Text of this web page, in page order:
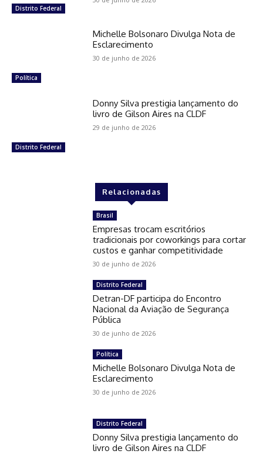
Distrito Federal
Política
Michelle Bolsonaro Divulga Nota de
Esclarecimento
30 de junho de 2026
Distrito Federal
Donny Silva prestigia lançamento do
livro de Gilson Aires na CLDF
29 de junho de 2026
Relacionadas
Brasil
Empresas trocam escritórios
tradicionais por coworkings para cortar
custos e ganhar competitividade
30 de junho de 2026
Distrito Federal
Detran-DF participa do Encontro
Nacional da Aviação de Segurança
Pública
30 de junho de 2026
Política
Michelle Bolsonaro Divulga Nota de
Esclarecimento
30 de junho de 2026
Distrito Federal
Donny Silva prestigia lançamento do
livro de Gilson Aires na CLDF